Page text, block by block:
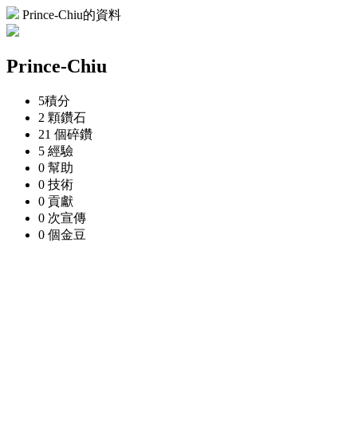
Prince-Chiu的資料
Prince-Chiu
5積分
2 顆鑽石
21 個碎鑽
5 經驗
0 幫助
0 技術
0 貢獻
0 次宣傳
0 個金豆